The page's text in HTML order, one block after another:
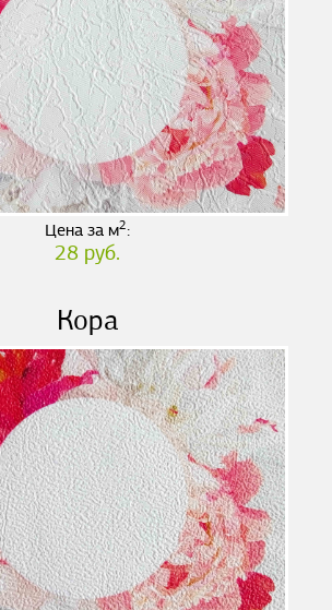
Цена за м2:
28 руб.
Кора